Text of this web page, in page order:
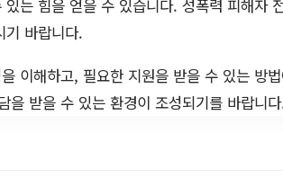
는 힘을 얻을 수 있습니다. 성폭력 피해자
기 바랍니다.
이해하고, 필요한 지원을 받을 수 있는 방
을 받을 수 있는 환경이 조성되기를 바랍니